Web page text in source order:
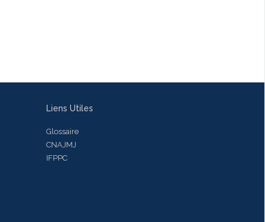
Liens Utiles
Glossaire
CNAJMJ
IFPPC